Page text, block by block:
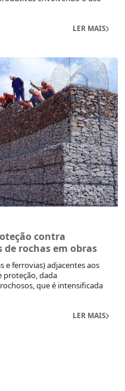
LER MAIS
contra
rochas em obras
e ferrovias) adjacentes aos
proteção, dada
que é intensificada
LER MAIS